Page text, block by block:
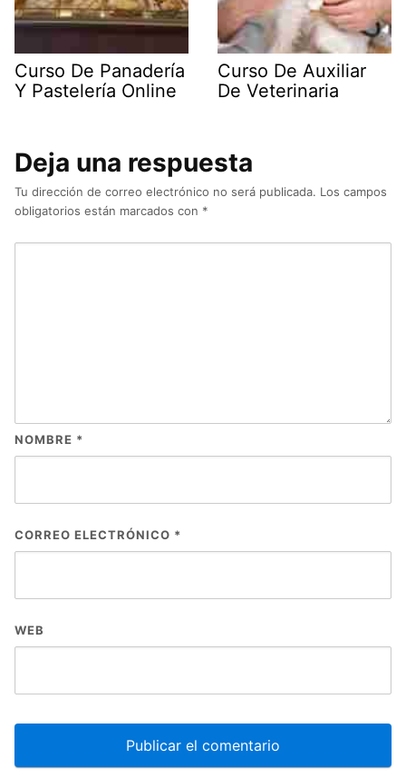
Curso De Panadería
Y Pastelería Online
Curso De Auxiliar
De Veterinaria
Deja una respuesta
Tu dirección de correo electrónico no será publicada. Los campos
obligatorios están marcados con *
NOMBRE *
CORREO ELECTRÓNICO *
WEB